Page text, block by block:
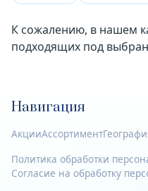
К сожалению, в нашем
подходящих под
Навигация
АкцииАссортимент
Политика обработки
Согласие на обработку